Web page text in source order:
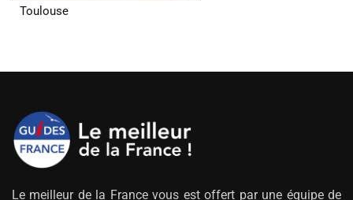
Toulouse
Le meilleur de la France vous est offert par une équipe de